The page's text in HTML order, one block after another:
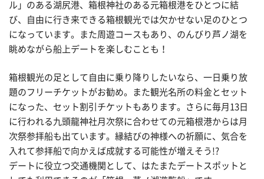
ル」のある湖尻港、箱根神社のある元箱根港をひとつに結
び、自由に行き来できる箱根観光では欠かせない足のひとつ
になっています。また周遊コースもあり、のんびり芦ノ湖を
眺めながら船上デートを楽しむことも！
箱根観光の足として自由に乗り降りしたいなら、一日乗り放
題のフリーチケットがお勧め。また観光名所の料金とセット
になった、セット割引チケットもあります。さらに毎月13日
に行われる九頭龍神社月次祭に合わせての元箱根港からは月
次祭参拝船も出ています。縁結びの神様への祈願に、気合を
入れて参拝船で向かえば成就する可能性が増えそう!?
デートに役立つ交通機関として、はたまたデートスポットと